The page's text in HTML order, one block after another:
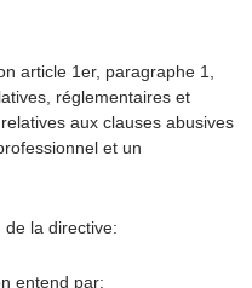
article 1er, paragraphe 1,
réglementaires et
aux clauses abusives
et un
de la directive:
entend par: